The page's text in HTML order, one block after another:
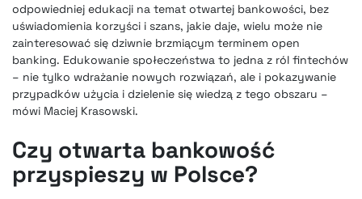
odpowiedniej edukacji na temat otwartej bankowości, bez
uświadomienia korzyści i szans, jakie daje, wielu może nie
zainteresować się dziwnie brzmiącym terminem open
banking. Edukowanie społeczeństwa to jedna z ról fintechów
– nie tylko wdrażanie nowych rozwiązań, ale i pokazywanie
przypadków użycia i dzielenie się wiedzą z tego obszaru –
mówi Maciej Krasowski.
Czy otwarta bankowość
przyspieszy w Polsce?